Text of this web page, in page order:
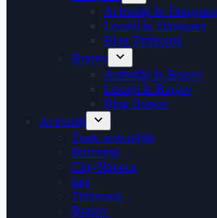
Activități în Timișoara
Locații în Timișoara
Blog Timișoara
Brașov
Activități în Brașov
Locații în Brașov
Blog Brașov
Activități
Toate activitățile
București
Cluj-Napoca
Iași
Timișoara
Brașov